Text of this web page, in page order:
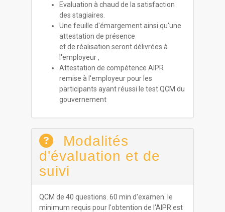
Evaluation à chaud de la satisfaction
des stagiaires.
Une feuille d'émargement ainsi qu'une
attestation de présence
et de réalisation seront délivrées à
l'employeur ,
Attestation de compétence AIPR
remise à l'employeur pour les
participants ayant réussi le test QCM du
gouvernement
Modalités
d'évaluation et de
suivi
QCM de 40 questions. 60 min d'examen. le
minimum requis pour l'obtention de l'AIPR est